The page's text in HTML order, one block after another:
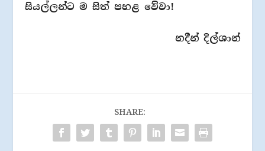
සියල්ලන්ට ම සිත් පහළ වේවා!
නදීන් දිල්ශාන්
SHARE: